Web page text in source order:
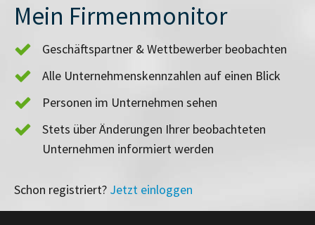
Mein Firmenmonitor
Geschäftspartner & Wettbewerber beobachten
Alle Unternehmenskennzahlen auf einen Blick
Personen im Unternehmen sehen
Stets über Änderungen Ihrer beobachteten
Unternehmen informiert werden
Schon registriert? Jetzt einloggen